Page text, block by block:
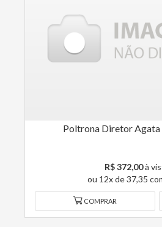
Poltrona Diretor Agata
R$ 372,00à
ou 12x de 37,35
COMPRAR